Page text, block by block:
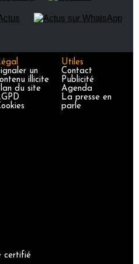
un
illicite
du site
Utiles
Contact
Publicité
Agenda
La presse en
parle
certifié